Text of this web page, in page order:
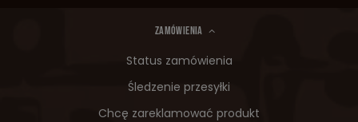
ZAMÓWIENIA
Status zamówienia
Śledzenie przesyłki
Chcę zareklamować produkt